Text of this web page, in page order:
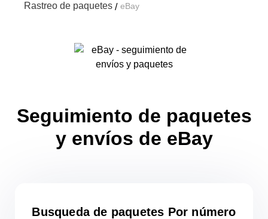
Rastreo de paquetes / eBay
Seguimiento de paquetes
y envíos de eBay
Busqueda de paquetes Por número